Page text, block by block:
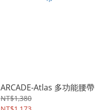
ARCADE-Atlas 多功能腰帶
NT$1,380